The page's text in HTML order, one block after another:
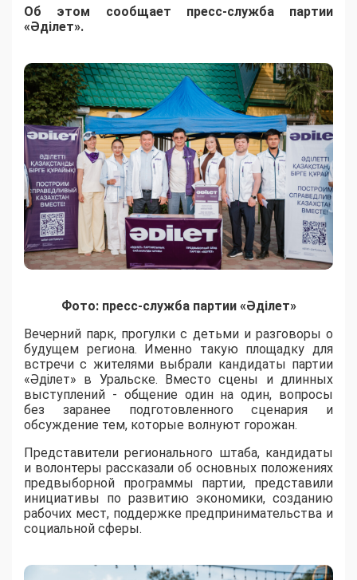
Об этом сообщает пресс-служба партии
«Әділет».
Фото: пресс-служба партии «Әділет»
Вечерний парк, прогулки с детьми и разговоры о
будущем региона. Именно такую площадку для
встречи с жителями выбрали кандидаты партии
«Әділет» в Уральске. Вместо сцены и длинных
выступлений - общение один на один, вопросы
без заранее подготовленного сценария и
обсуждение тем, которые волнуют горожан.
Представители регионального штаба, кандидаты
и волонтеры рассказали об основных положениях
предвыборной программы партии, представили
инициативы по развитию экономики, созданию
рабочих мест, поддержке предпринимательства и
социальной сферы.